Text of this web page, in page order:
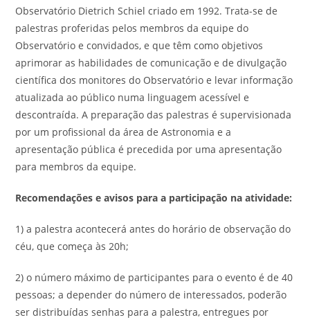
Observatório Dietrich Schiel criado em 1992. Trata-se de
palestras proferidas pelos membros da equipe do
Observatório e convidados, e que têm como objetivos
aprimorar as habilidades de comunicação e de divulgação
científica dos monitores do Observatório e levar informação
atualizada ao público numa linguagem acessível e
descontraída. A preparação das palestras é supervisionada
por um profissional da área de Astronomia e a
apresentação pública é precedida por uma apresentação
para membros da equipe.
Recomendações e avisos para a participação na atividade:
1) a palestra acontecerá antes do horário de observação do
céu, que começa às 20h;
2) o número máximo de participantes para o evento é de 40
pessoas; a depender do número de interessados, poderão
ser distribuídas senhas para a palestra, entregues por